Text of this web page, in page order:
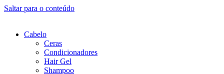
Saltar para o conteúdo
Cabelo
Ceras
Condicionadores
Hair Gel
Shampoo